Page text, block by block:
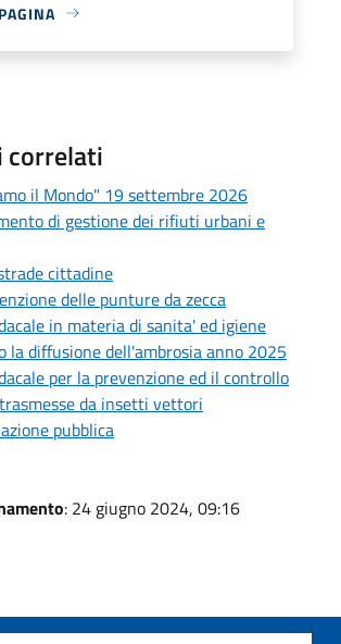
correlati
il Mondo" 19 settembre 2026
di gestione dei rifiuti urbani e
cittadine
delle punture da zecca
in materia di sanita' ed igiene
la diffusione dell'ambrosia anno 2025
per la prevenzione ed il controllo
da insetti vettori
pubblica
: 24 giugno 2024, 09:16